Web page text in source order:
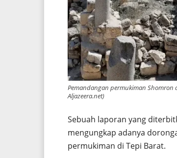
Pemandangan permukiman Shomron
Aljazeera.net)
Sebuah laporan yang
mengungkap adanya
permukiman di Tepi Barat.